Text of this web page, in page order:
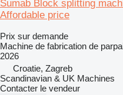
Sumab Block splitting
Affordable price
Prix sur demande
Machine de fabrication de
2026
Croatie, Zagreb
Scandinavian & UK Machines
Contacter le vendeur